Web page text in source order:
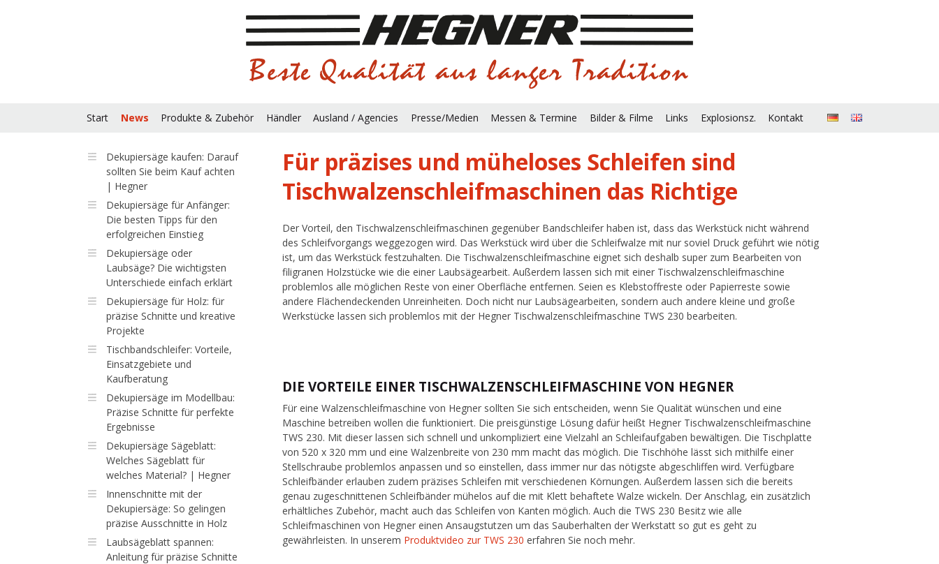
Start News Produkte & Zubehör Händler Ausland / Agencies Presse/Medien Messen & Termine Bilder & Filme Links Explosionsz. Kontakt
Dekupiersäge kaufen: Darauf
sollten Sie beim Kauf achten
| Hegner
Dekupiersäge für Anfänger:
Die besten Tipps für den
erfolgreichen Einstieg
Dekupiersäge oder
Laubsäge? Die wichtigsten
Unterschiede einfach erklärt
Dekupiersäge für Holz: für
präzise Schnitte und kreative
Projekte
Tischbandschleifer: Vorteile,
Einsatzgebiete und
Kaufberatung
Dekupiersäge im Modellbau:
Präzise Schnitte für perfekte
Ergebnisse
Dekupiersäge Sägeblatt:
Welches Sägeblatt für
welches Material? | Hegner
Innenschnitte mit der
Dekupiersäge: So gelingen
präzise Ausschnitte in Holz
Laubsägeblatt spannen:
Anleitung für präzise Schnitte
Für präzises und müheloses Schleifen sind
Tischwalzenschleifmaschinen das Richtige
Der Vorteil, den Tischwalzenschleifmaschinen gegenüber Bandschleifer haben ist, dass das Werkstück nicht während
des Schleifvorgangs weggezogen wird. Das Werkstück wird über die Schleifwalze mit nur soviel Druck geführt wie nötig
ist, um das Werkstück festzuhalten. Die Tischwalzenschleifmaschine eignet sich deshalb super zum Bearbeiten von
filigranen Holzstücke wie die einer Laubsägearbeit. Außerdem lassen sich mit einer Tischwalzenschleifmaschine
problemlos alle möglichen Reste von einer Oberfläche entfernen. Seien es Klebstoffreste oder Papierreste sowie
andere Flächendeckenden Unreinheiten. Doch nicht nur Laubsägearbeiten, sondern auch andere kleine und große
Werkstücke lassen sich problemlos mit der Hegner Tischwalzenschleifmaschine TWS 230 bearbeiten.
DIE VORTEILE EINER TISCHWALZENSCHLEIFMASCHINE VON HEGNER
Für eine Walzenschleifmaschine von Hegner sollten Sie sich entscheiden, wenn Sie Qualität wünschen und eine
Maschine betreiben wollen die funktioniert. Die preisgünstige Lösung dafür heißt Hegner Tischwalzenschleifmaschine
TWS 230. Mit dieser lassen sich schnell und unkompliziert eine Vielzahl an Schleifaufgaben bewältigen. Die Tischplatte
von 520 x 320 mm und eine Walzenbreite von 230 mm macht das möglich. Die Tischhöhe lässt sich mithilfe einer
Stellschraube problemlos anpassen und so einstellen, dass immer nur das nötigste abgeschliffen wird. Verfügbare
Schleifbänder erlauben zudem präzises Schleifen mit verschiedenen Körnungen. Außerdem lassen sich die bereits
genau zugeschnittenen Schleifbänder mühelos auf die mit Klett behaftete Walze wickeln. Der Anschlag, ein zusätzlich
erhältliches Zubehör, macht auch das Schleifen von Kanten möglich. Auch die TWS 230 Besitz wie alle
Schleifmaschinen von Hegner einen Ansaugstutzen um das Sauberhalten der Werkstatt so gut es geht zu
gewährleisten. In unserem Produktvideo zur TWS 230 erfahren Sie noch mehr.